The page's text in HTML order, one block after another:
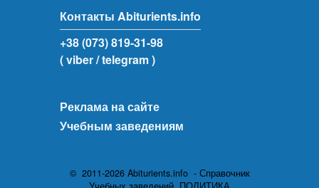
Контакты Abiturients.info
+38 (073) 819-31-98
( viber/ telegram )
Реклама на сайте
Учебным заведениям
© 2011-2026 Abiturients.info - Справочник